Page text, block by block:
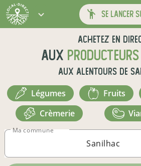
se lancer
Achetez en
aux
aux alentours de
légumes fruits
crèmerie
Ma commune